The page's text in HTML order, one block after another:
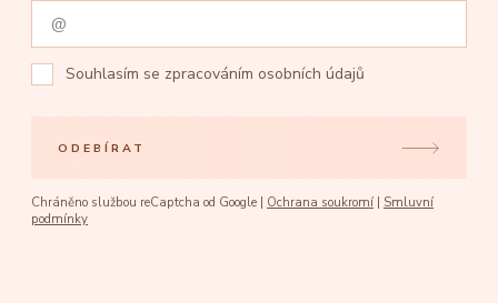
Souhlasím se zpracováním osobních údajů
ODEBÍRAT
Chráněno službou reCaptcha od Google | Ochrana soukromí
Smluvní
podmínky